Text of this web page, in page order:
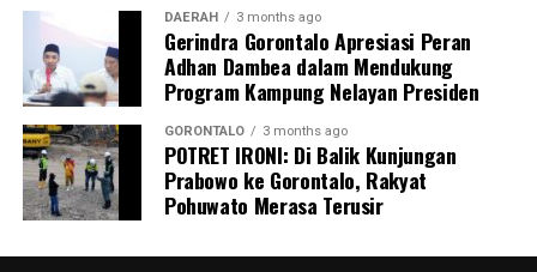
DAERAH 3 months ago
Gerindra Gorontalo Apresiasi Peran
Adhan Dambea dalam Mendukung
Program Kampung Nelayan Presiden
GORONTALO 3 months ago
POTRET IRONI: Di Balik Kunjungan
Prabowo ke Gorontalo, Rakyat
Pohuwato Merasa Terusir